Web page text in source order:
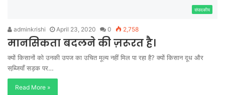
संपादकीय
adminkrishi April 23, 2020 0 2,758
मानसिकता बदलने की ज़रूरत है।
क्यों किसानों को उनकी उपज का उचित मूल्य नहीं मिल पा रहा है? क्यों किसान दूध और
सब्जि़याँ सड़क पर…
Read More »